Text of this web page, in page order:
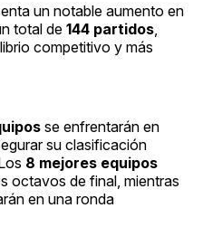
un notable aumento en
total de 144 partidos
competitivo y más
se enfrentarán en
su clasificación
8 mejores equipos
octavos de final, mientras
en una ronda